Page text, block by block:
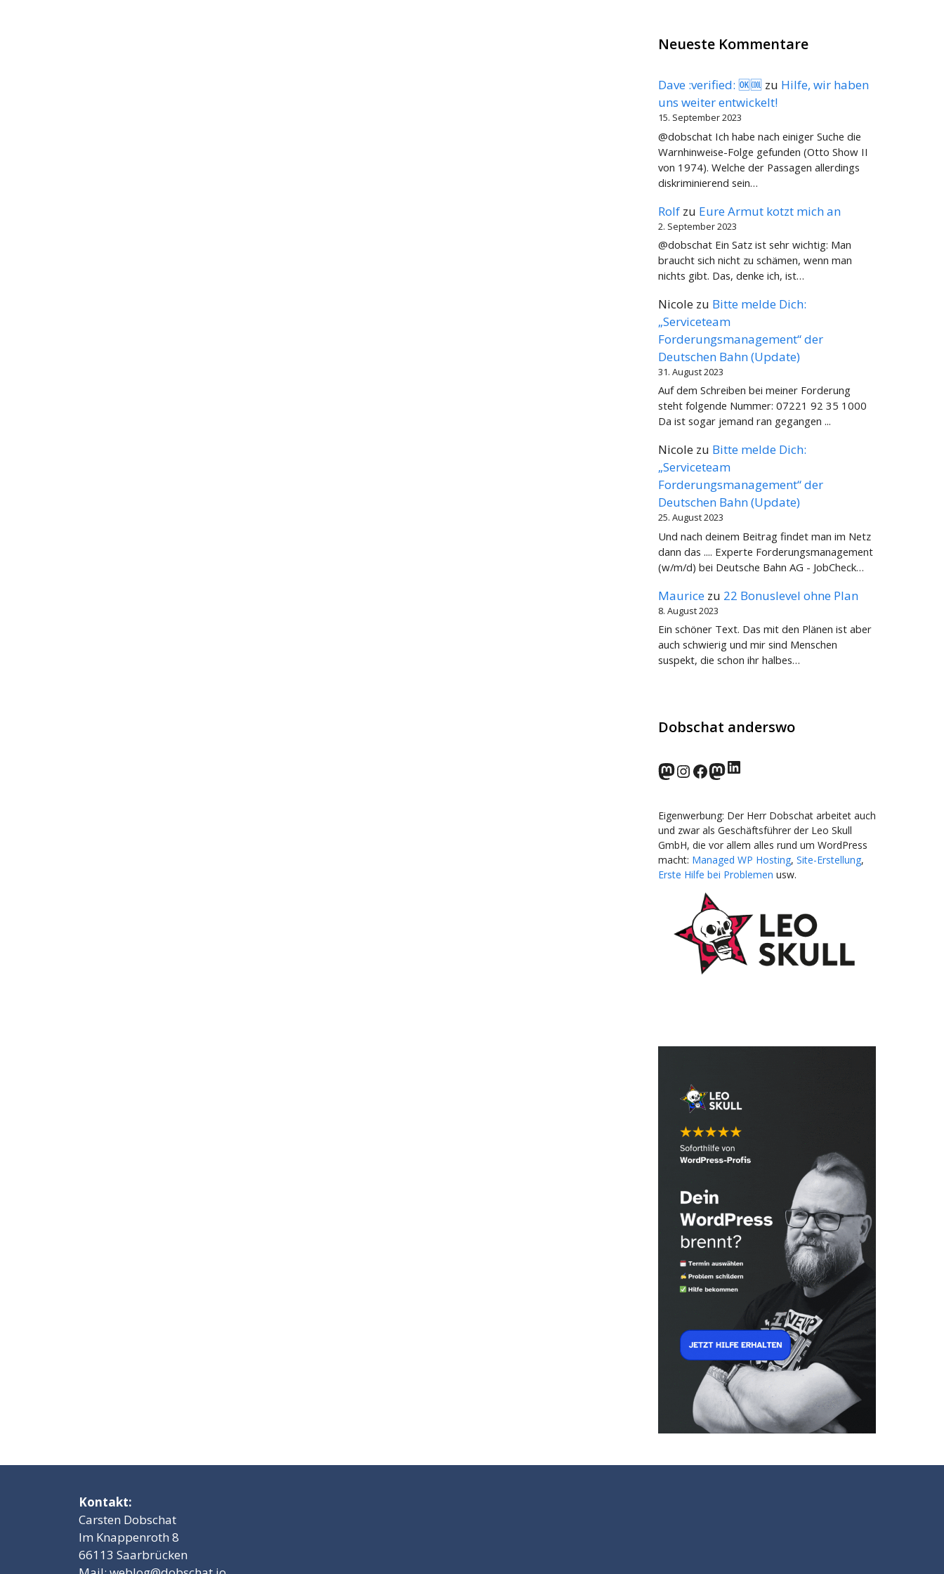
Neueste Kommentare
Dave :verified: 🆗🆒 zu Hilfe, wir haben
uns weiter entwickelt!
15. September 2023
@dobschat Ich habe nach einiger Suche die
Warnhinweise-Folge gefunden (Otto Show II
von 1974). Welche der Passagen allerdings
diskriminierend sein…
Rolf zu Eure Armut kotzt mich an
2. September 2023
@dobschat Ein Satz ist sehr wichtig: Man
braucht sich nicht zu schämen, wenn man
nichts gibt. Das, denke ich, ist…
Nicole zu Bitte melde Dich:
„Serviceteam
Forderungsmanagement“ der
Deutschen Bahn (Update)
31. August 2023
Auf dem Schreiben bei meiner Forderung
steht folgende Nummer: 07221 92 35 1000
Da ist sogar jemand ran gegangen ...
Nicole zu Bitte melde Dich:
„Serviceteam
Forderungsmanagement“ der
Deutschen Bahn (Update)
25. August 2023
Und nach deinem Beitrag findet man im Netz
dann das .... Experte Forderungsmanagement
(w/m/d) bei Deutsche Bahn AG - JobCheck…
Maurice zu 22 Bonuslevel ohne Plan
8. August 2023
Ein schöner Text. Das mit den Plänen ist aber
auch schwierig und mir sind Menschen
suspekt, die schon ihr halbes…
Dobschat anderswo
norden.social
Instagram
Facebook
wp-punks.social
LinkedIn
Eigenwerbung: Der Herr Dobschat arbeitet auch
und zwar als Geschäftsführer der Leo Skull
GmbH, die vor allem alles rund um WordPress
macht: Managed WP Hosting, Site-Erstellung,
Erste Hilfe bei Problemen usw.
Kontakt:
Carsten Dobschat
Im Knappenroth 8
66113 Saarbrücken